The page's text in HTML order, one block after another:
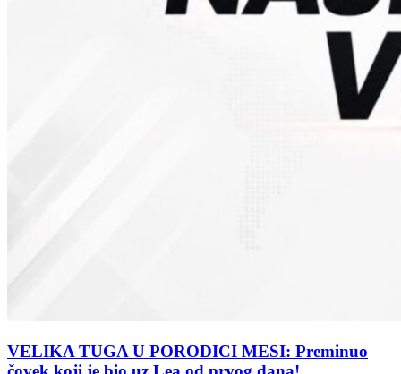
VELIKA TUGA U PORODICI MESI: Preminuo